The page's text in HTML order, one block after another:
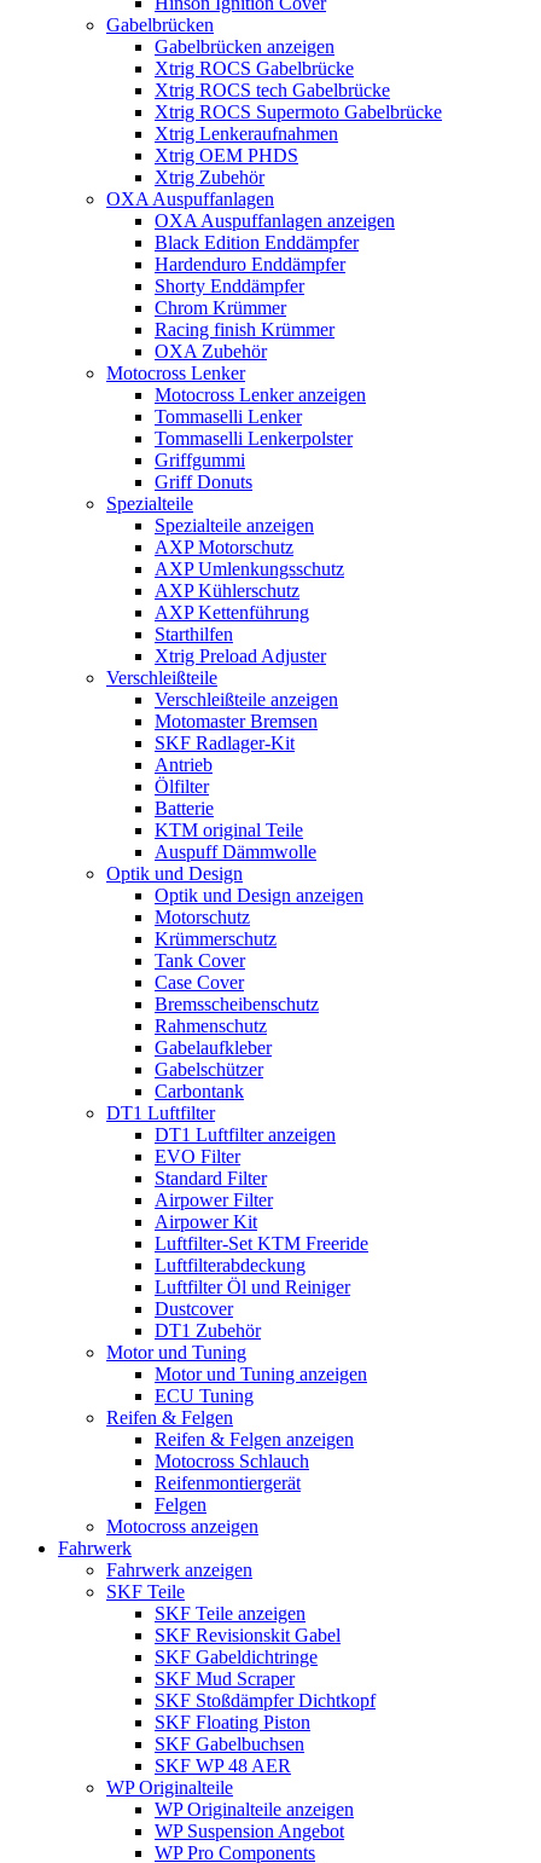
Gabelbrücken
Gabelbrücken anzeigen
Xtrig ROCS Gabelbrücke
Xtrig ROCS tech Gabelbrücke
Xtrig ROCS Supermoto Gabelbrücke
Xtrig Lenkeraufnahmen
Xtrig OEM PHDS
Xtrig Zubehör
OXA Auspuffanlagen
OXA Auspuffanlagen anzeigen
Black Edition Enddämpfer
Hardenduro Enddämpfer
Shorty Enddämpfer
Chrom Krümmer
Racing finish Krümmer
OXA Zubehör
Motocross Lenker
Motocross Lenker anzeigen
Tommaselli Lenker
Tommaselli Lenkerpolster
Griffgummi
Griff Donuts
Spezialteile
Spezialteile anzeigen
AXP Motorschutz
AXP Umlenkungsschutz
AXP Kühlerschutz
AXP Kettenführung
Starthilfen
Xtrig Preload Adjuster
Verschleißteile
Verschleißteile anzeigen
Motomaster Bremsen
SKF Radlager-Kit
Antrieb
Ölfilter
Batterie
KTM original Teile
Auspuff Dämmwolle
Optik und Design
Optik und Design anzeigen
Motorschutz
Krümmerschutz
Tank Cover
Case Cover
Bremsscheibenschutz
Rahmenschutz
Gabelaufkleber
Gabelschützer
Carbontank
DT1 Luftfilter
DT1 Luftfilter anzeigen
EVO Filter
Standard Filter
Airpower Filter
Airpower Kit
Luftfilter-Set KTM Freeride
Luftfilterabdeckung
Luftfilter Öl und Reiniger
Dustcover
DT1 Zubehör
Motor und Tuning
Motor und Tuning anzeigen
ECU Tuning
Reifen & Felgen
Reifen & Felgen anzeigen
Motocross Schlauch
Reifenmontiergerät
Felgen
Motocross anzeigen
Fahrwerk
Fahrwerk anzeigen
SKF Teile
SKF Teile anzeigen
SKF Revisionskit Gabel
SKF Gabeldichtringe
SKF Mud Scraper
SKF Stoßdämpfer Dichtkopf
SKF Floating Piston
SKF Gabelbuchsen
SKF WP 48 AER
WP Originalteile
WP Originalteile anzeigen
WP Suspension Angebot
WP Pro Components